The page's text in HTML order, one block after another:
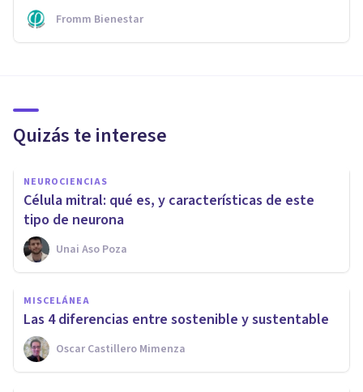
Fromm Bienestar
Quizás te interese
NEUROCIENCIAS
Célula mitral: qué es, y características de este
tipo de neurona
Unai Aso Poza
MISCELÁNEA
Las 4 diferencias entre sostenible y sustentable
Oscar Castillero Mimenza